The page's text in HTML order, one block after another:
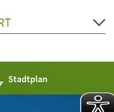
Stadtplan